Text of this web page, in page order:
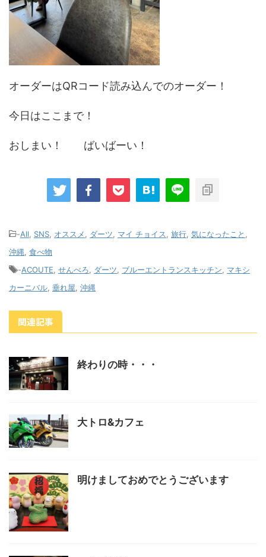
オーダーはQRコード読み込んでのオーダー！
今日はここまで！
おしまい！ ばいばーい！
-All SNS オススメ ダーツ マイ チョイス 旅行 気になったこと
沖縄 食べ物
-ACOUTE せんべろ ダーツ ブルーエントランスキッチン
マキシ
カーニバル 垂れ屋 沖縄
関連記事
終わりの時・・・
大トロ&カフェ
明けましておめでとうございます